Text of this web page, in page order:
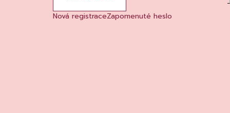
Nová registraceZapomenuté heslo